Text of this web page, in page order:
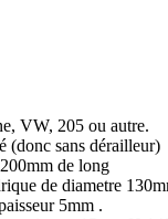
VW, 205 ou autre.
(donc sans dérailleur)
de long
de diametre
5mm .